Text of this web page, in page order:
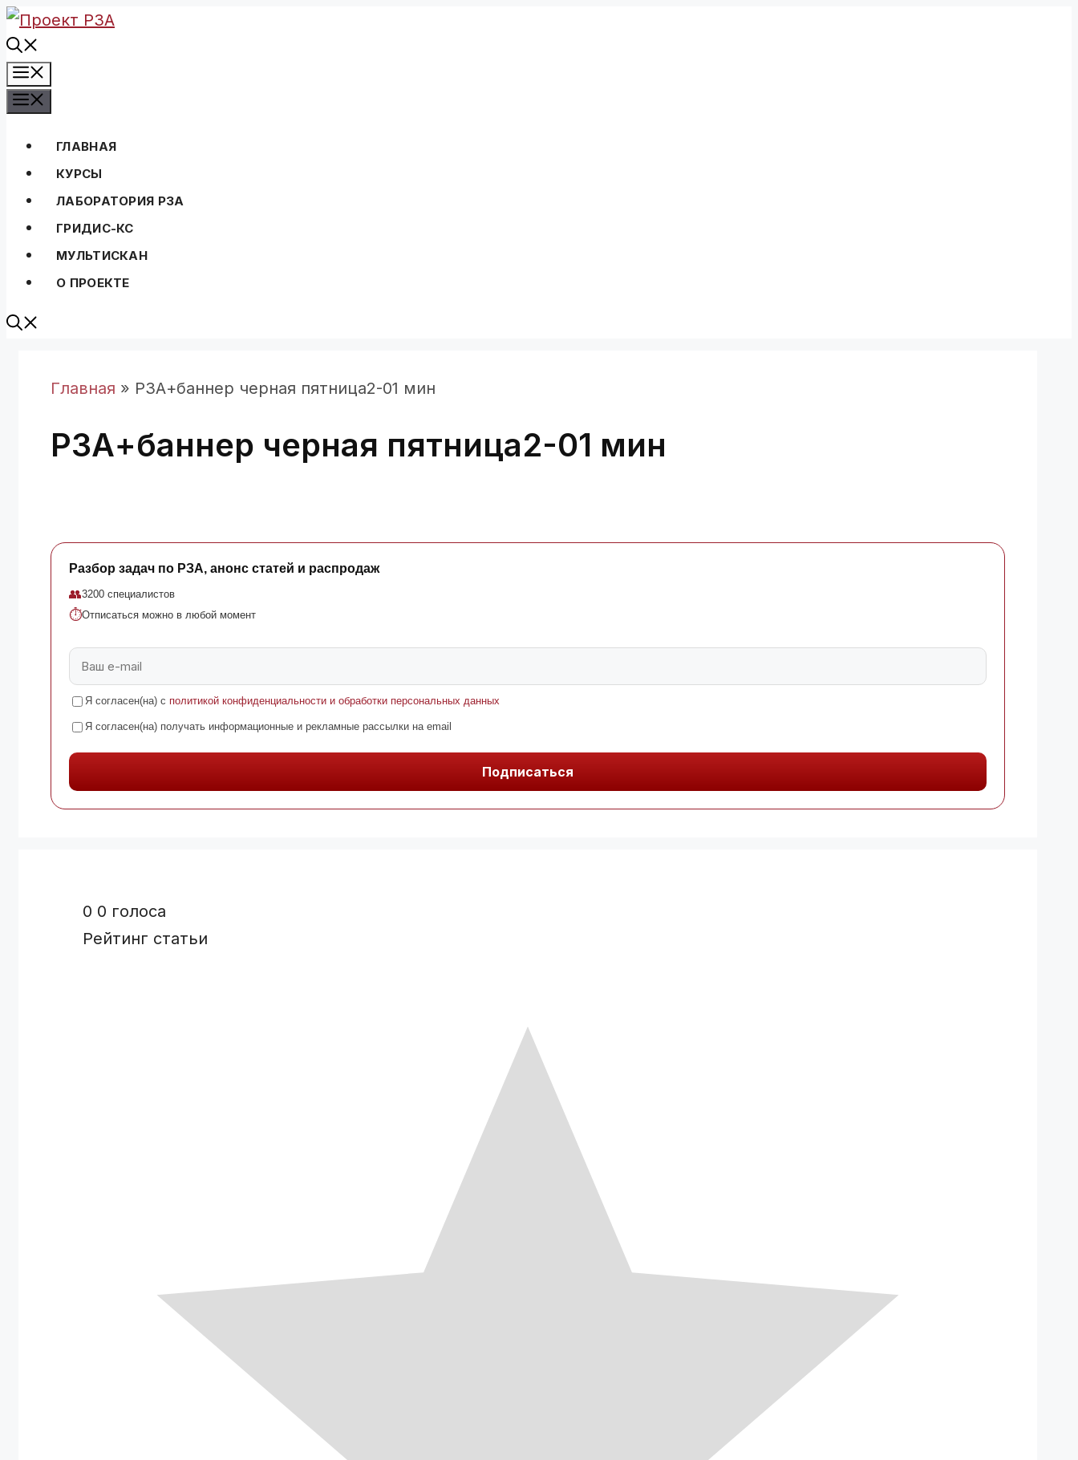
Перейти
к
содержимому
ГЛАВНАЯ
КУРСЫ
ЛАБОРАТОРИЯ РЗА
ГРИДИС-КС
МУЛЬТИСКАН
О ПРОЕКТЕ
Главная » РЗА+баннер черная пятница2-01 мин
РЗА+баннер черная пятница2-01 мин
Разбор задач по РЗА, анонс статей и распродаж
👥3200 специалистов
⏱Отписаться можно в любой момент
Я согласен(на) с политикой конфиденциальности и обработки персональных данных
Я согласен(на) получать информационные и рекламные рассылки на email
Подписаться
0 0 голоса
Рейтинг статьи